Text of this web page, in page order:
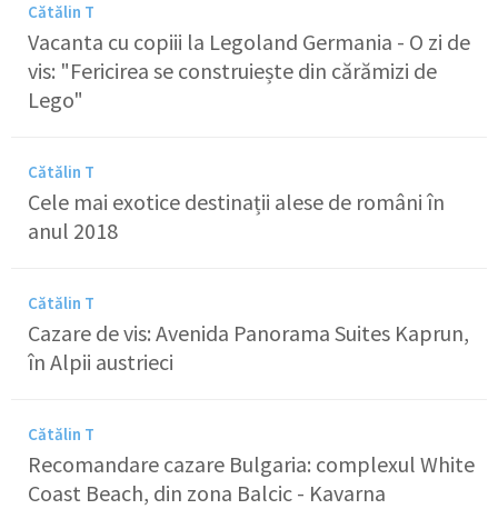
Cătălin T
Vacanta cu copiii la Legoland Germania - O zi de
vis: "Fericirea se construiește din cărămizi de
Lego"
Cătălin T
Cele mai exotice destinații alese de români în
anul 2018
Cătălin T
Cazare de vis: Avenida Panorama Suites Kaprun,
în Alpii austrieci
Cătălin T
Recomandare cazare Bulgaria: complexul White
Coast Beach, din zona Balcic - Kavarna